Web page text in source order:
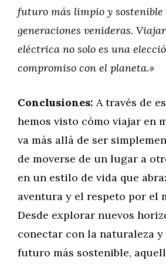
futuro más limpio y sostenible
generaciones venideras.
eléctrica no solo es una
compromiso con el planeta.»
Conclusiones: A través de
hemos visto cómo viajar en
va más allá de ser
de moverse de un lugar a
en un estilo de vida que
aventura y el respeto por el
Desde explorar nuevos
conectar con la naturaleza
futuro más sostenible,